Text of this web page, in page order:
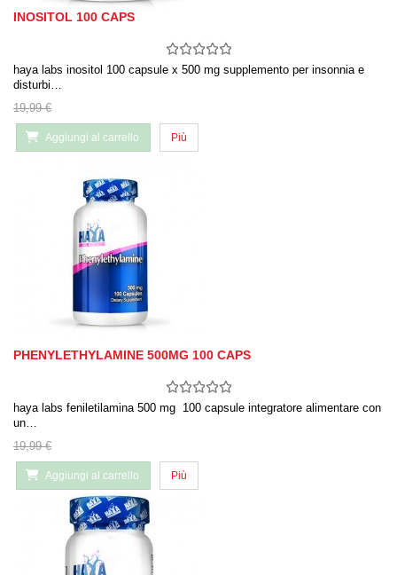
INOSITOL 100 CAPS
haya labs inositol 100 capsule x 500 mg supplemento per insonnia e
disturbi…
19,99 €
Aggiungi al carrello Più
PHENYLETHYLAMINE 500MG 100 CAPS
haya labs feniletilamina 500 mg 100 capsule integratore alimentare con
un…
19,99 €
Aggiungi al carrello Più